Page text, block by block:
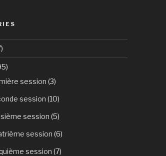
session (3)
session (10)
session (5)
session (6)
session (7)